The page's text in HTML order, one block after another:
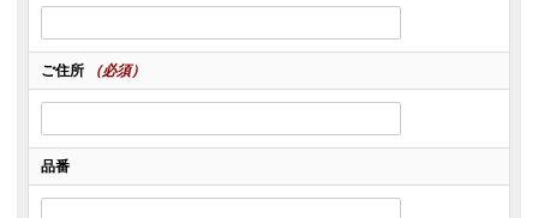
ご住所 （必須）
品番